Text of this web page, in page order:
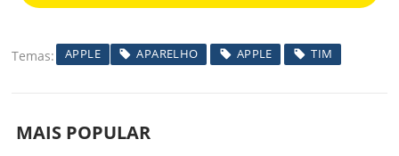
Temas APPLE APARELHO APPLE TIM
MAIS POPULAR